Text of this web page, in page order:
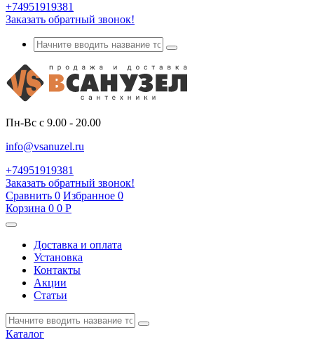
+74951919381
Заказать обратный звонок!
Пн-Вс с 9.00 - 20.00
info@vsanuzel.ru
+74951919381
Заказать обратный звонок!
Сравнить 0 Избранное 0
Корзина 0 0 Р
Доставка и оплата
Установка
Контакты
Акции
Статьи
Каталог